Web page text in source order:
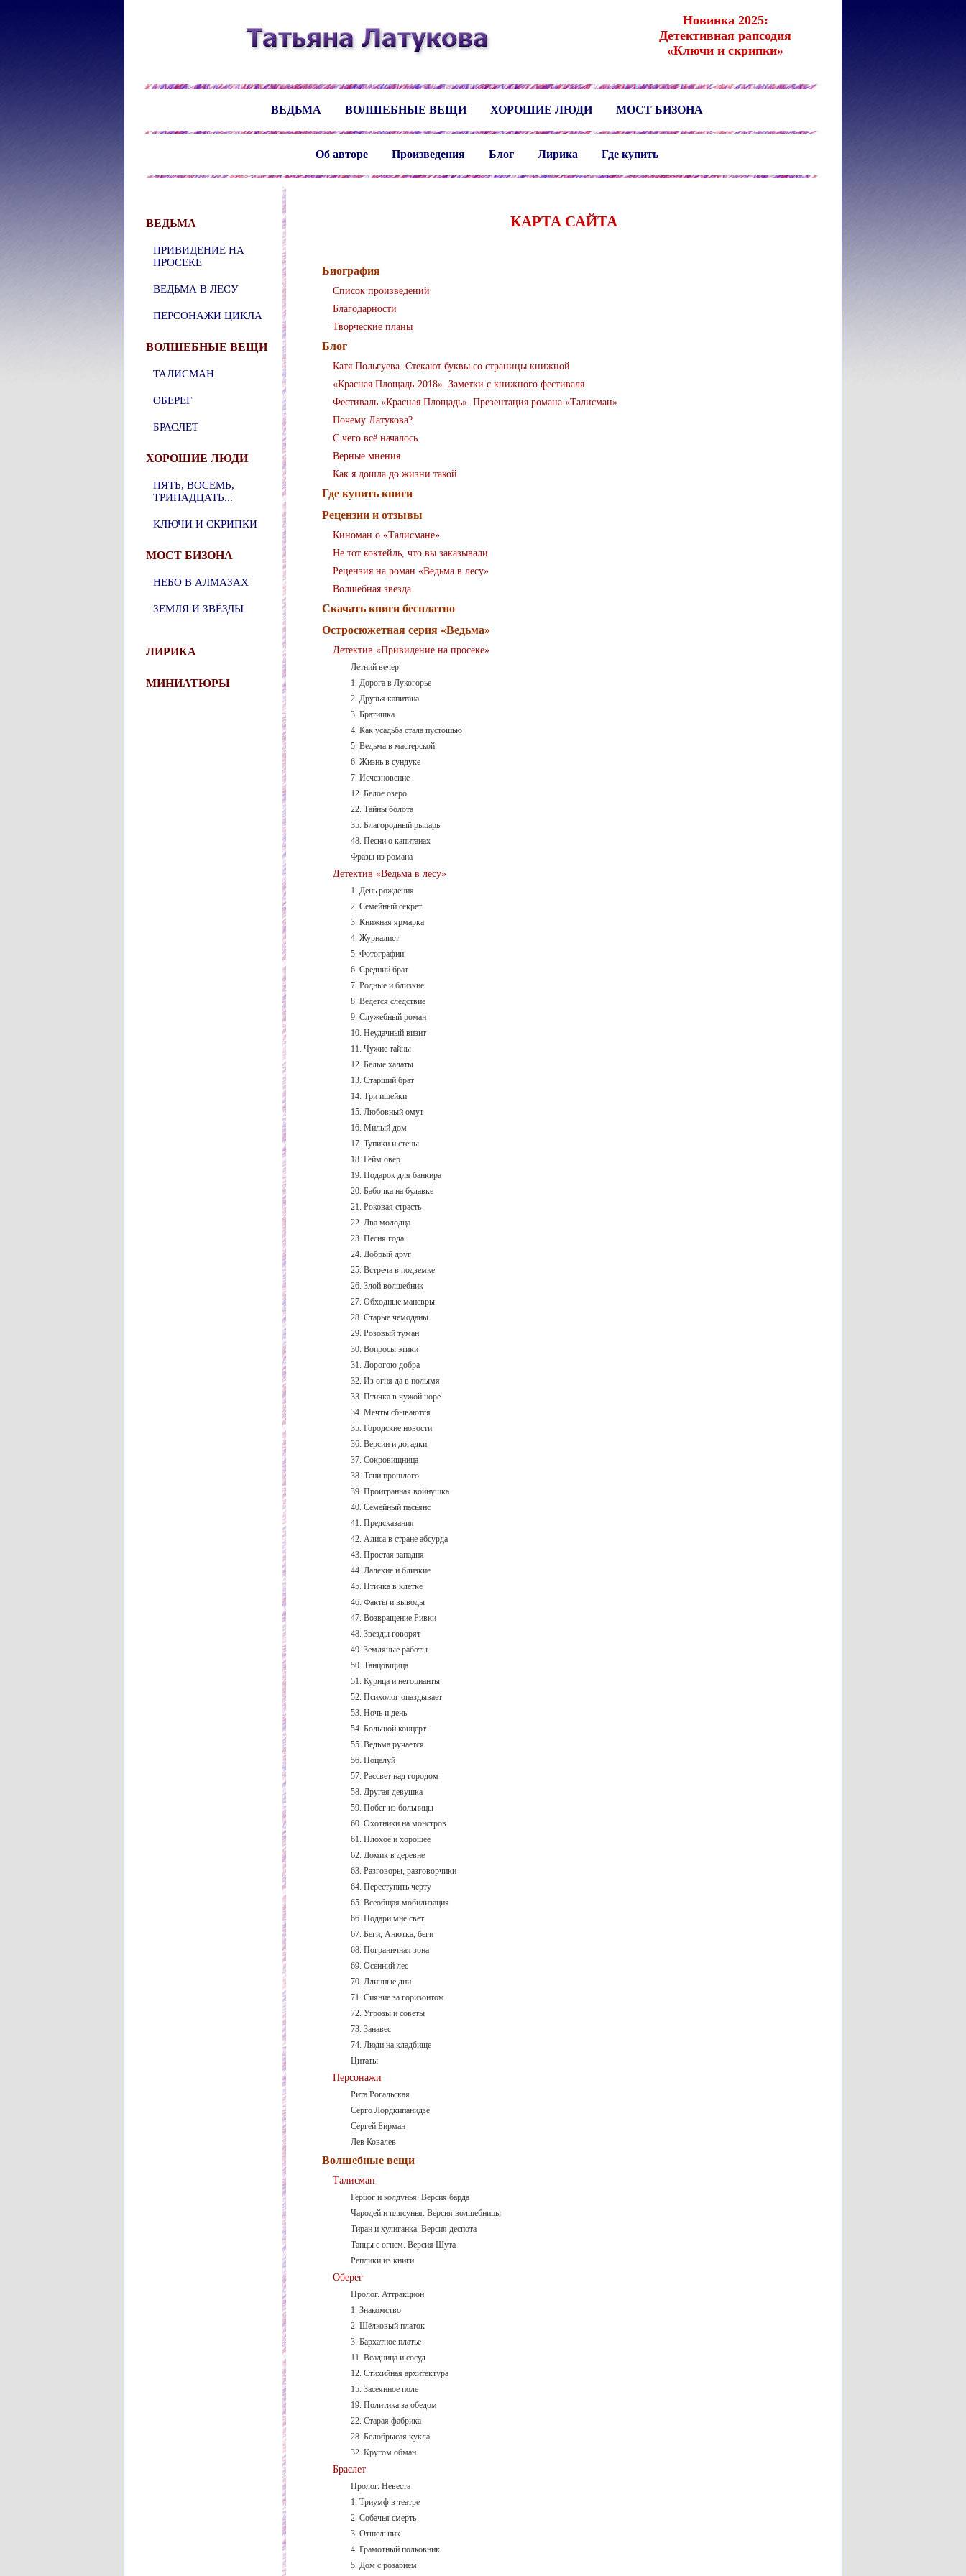
Новинка 2025:
Детективная рапсодия
«Ключи и скрипки»
ВЕДЬМА ВОЛШЕБНЫЕ ВЕЩИ ХОРОШИЕ ЛЮДИ МОСТ БИЗОНА
Об авторе Произведения Блог Лирика Где купить
ВЕДЬМА
ПРИВИДЕНИЕ НА
ПРОСЕКЕ
ВЕДЬМА В ЛЕСУ
ПЕРСОНАЖИ ЦИКЛА
ВОЛШЕБНЫЕ ВЕЩИ
ТАЛИСМАН
ОБЕРЕГ
БРАСЛЕТ
ХОРОШИЕ ЛЮДИ
ПЯТЬ, ВОСЕМЬ,
ТРИНАДЦАТЬ...
КЛЮЧИ И СКРИПКИ
МОСТ БИЗОНА
НЕБО В АЛМАЗАХ
ЗЕМЛЯ И ЗВЁЗДЫ
ЛИРИКА
МИНИАТЮРЫ
КАРТА САЙТА
Биография
Список произведений
Благодарности
Творческие планы
Блог
Катя Польгуева. Стекают буквы со страницы книжной
«Красная Площадь-2018». Заметки с книжного фестиваля
Фестиваль «Красная Площадь». Презентация романа «Талисман»
Почему Латукова?
C чего всё началось
Верные мнения
Как я дошла до жизни такой
Где купить книги
Рецензии и отзывы
Киноман о «Талисмане»
Не тот коктейль, что вы заказывали
Рецензия на роман «Ведьма в лесу»
Волшебная звезда
Скачать книги бесплатно
Остросюжетная серия «Ведьма»
Детектив «Привидение на просеке»
Летний вечер
1. Дорога в Лукогорье
2. Друзья капитана
3. Братишка
4. Как усадьба стала пустошью
5. Ведьма в мастерской
6. Жизнь в сундуке
7. Исчезновение
12. Белое озеро
22. Тайны болота
35. Благородный рыцарь
48. Песни о капитанах
Фразы из романа
Детектив «Ведьма в лесу»
1. День рождения
2. Семейный секрет
3. Книжная ярмарка
4. Журналист
5. Фотографии
6. Средний брат
7. Родные и близкие
8. Ведется следствие
9. Служебный роман
10. Неудачный визит
11. Чужие тайны
12. Белые халаты
13. Старший брат
14. Три ищейки
15. Любовный омут
16. Милый дом
17. Тупики и стены
18. Гейм овер
19. Подарок для банкира
20. Бабочка на булавке
21. Роковая страсть
22. Два молодца
23. Песня года
24. Добрый друг
25. Встреча в подземке
26. Злой волшебник
27. Обходные маневры
28. Старые чемоданы
29. Розовый туман
30. Вопросы этики
31. Дорогою добра
32. Из огня да в полымя
33. Птичка в чужой норе
34. Мечты сбываются
35. Городские новости
36. Версии и догадки
37. Сокровищница
38. Тени прошлого
39. Проигранная войнушка
40. Семейный пасьянс
41. Предсказания
42. Алиса в стране абсурда
43. Простая западня
44. Далекие и близкие
45. Птичка в клетке
46. Факты и выводы
47. Возвращение Ривки
48. Звезды говорят
49. Земляные работы
50. Танцовщица
51. Курица и негоцианты
52. Психолог опаздывает
53. Ночь и день
54. Большой концерт
55. Ведьма ручается
56. Поцелуй
57. Рассвет над городом
58. Другая девушка
59. Побег из больницы
60. Охотники на монстров
61. Плохое и хорошее
62. Домик в деревне
63. Разговоры, разговорчики
64. Переступить черту
65. Всеобщая мобилизация
66. Подари мне свет
67. Беги, Анютка, беги
68. Пограничная зона
69. Осенний лес
70. Длинные дни
71. Сияние за горизонтом
72. Угрозы и советы
73. Занавес
74. Люди на кладбище
Цитаты
Персонажи
Рита Рогальская
Серго Лордкипанидзе
Сергей Бирман
Лев Ковалев
Волшебные вещи
Талисман
Герцог и колдунья. Версия барда
Чародей и плясунья. Версия волшебницы
Тиран и хулиганка. Версия деспота
Танцы с огнем. Версия Шута
Реплики из книги
Оберег
Пролог. Аттракцион
1. Знакомство
2. Шёлковый платок
3. Бархатное платье
11. Всадница и сосуд
12. Стихийная архитектура
15. Засеянное поле
19. Политика за обедом
22. Старая фабрика
28. Белобрысая кукла
32. Кругом обман
Браслет
Пролог. Невеста
1. Триумф в театре
2. Собачья смерть
3. Отшельник
4. Грамотный полковник
5. Дом с розарием